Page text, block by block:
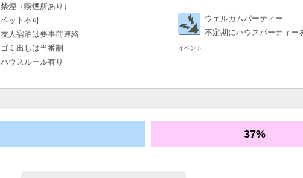
禁煙（喫煙所あり）
ペット不可
友人宿泊は要事前連絡
ゴミ出しは当番制
ハウスルール有り
イベント
ウェルカムパーティー
不定期にハウスパーティー
37%